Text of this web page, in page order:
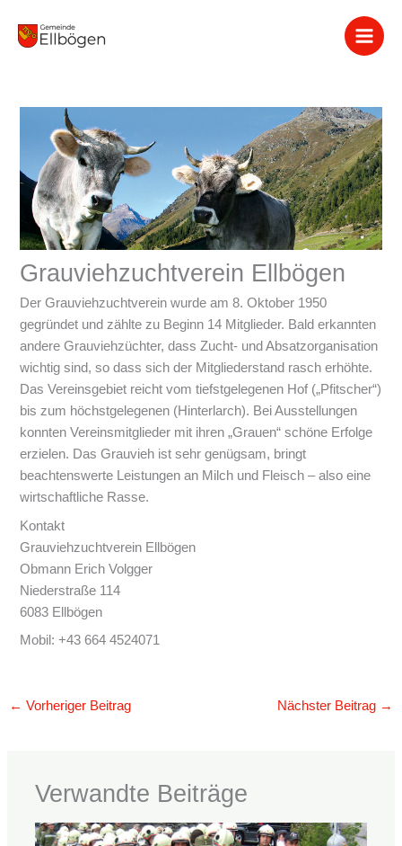
Inhalt
Grauviehzuchtverein Ellbögen
Der Grauviehzuchtverein wurde am 8. Oktober 1950
gegründet und zählte zu Beginn 14 Mitglieder. Bald erkannten
andere Grauviehzüchter, dass Zucht- und Absatzorganisation
wichtig sind, so dass sich der Mitgliederstand rasch erhöhte.
Das Vereinsgebiet reicht vom tiefstgelegenen Hof („Pfitscher“)
bis zum höchstgelegenen (Hinterlarch). Bei Ausstellungen
konnten Vereinsmitglieder mit ihren „Grauen“ schöne Erfolge
erzielen. Das Grauvieh ist sehr genügsam, bringt
beachtenswerte Leistungen an Milch und Fleisch – also eine
wirtschaftliche Rasse.
Kontakt
Grauviehzuchtverein Ellbögen
Obmann Erich Volgger
Niederstraße 114
6083 Ellbögen
Mobil: +43 664 4524071
← Vorheriger Beitrag Nächster Beitrag →
Verwandte Beiträge